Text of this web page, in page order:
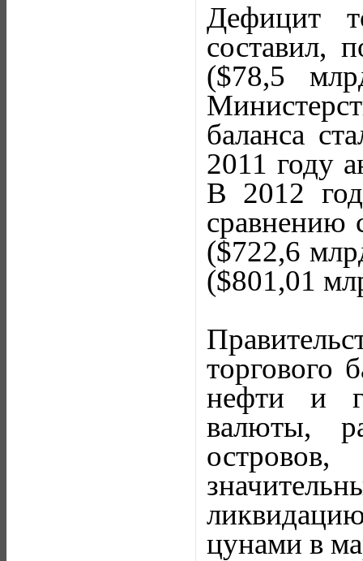
Дефицит
составил,
($78,5
баланса
2011 году
В 2012
сравнению
($722,6
($801,01
торгового
нефти и
валюты,
цунами в